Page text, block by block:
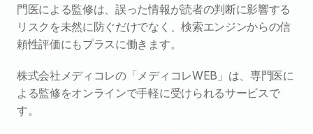
門医による監修は、誤った情報が読者の判断に影響する
リスクを未然に防ぐだけでなく、検索エンジンからの信
頼性評価にもプラスに働きます。
株式会社メディコレの「メディコレWEB」は、専門医に
よる監修をオンラインで手軽に受けられるサービスで
す。